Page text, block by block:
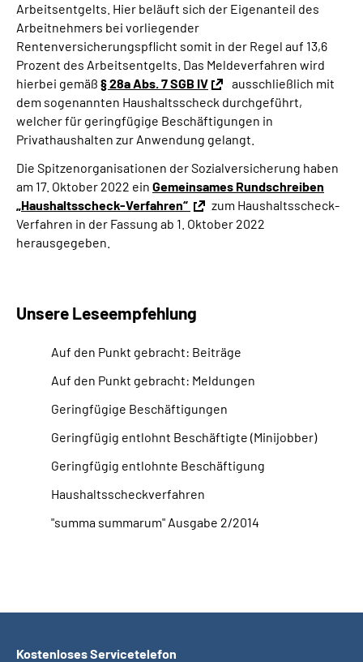
Arbeitsentgelts. Hier beläuft sich der Eigenanteil des
Arbeitnehmers bei vorliegender
Rentenversicherungspflicht somit in der Regel auf 13,6
Prozent des Arbeitsentgelts. Das Meldeverfahren wird
hierbei gemäß § 28a Abs. 7 SGB IV
ausschließlich mit
dem sogenannten Haushaltsscheck durchgeführt,
welcher für geringfügige Beschäftigungen in
Privathaushalten zur Anwendung gelangt.
Die Spitzenorganisationen der Sozialversicherung haben
am 17. Oktober 2022 ein Gemeinsames Rundschreiben
„Haushaltsscheck-Verfahren“
zum Haushaltsscheck-
Verfahren in der Fassung ab 1. Oktober 2022
herausgegeben.
Unsere Leseempfehlung
Auf den Punkt gebracht: Beiträge
Auf den Punkt gebracht: Meldungen
Geringfügige Beschäftigungen
Geringfügig entlohnt Beschäftigte (Minijobber)
Geringfügig entlohnte Beschäftigung
Haushaltsscheckverfahren
"summa summarum" Ausgabe 2/2014
Kostenloses Servicetelefon